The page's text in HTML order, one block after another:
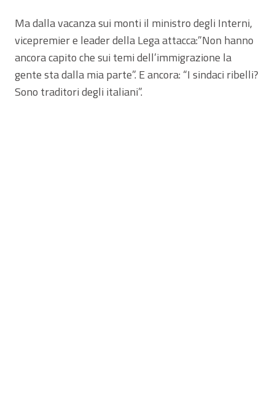
Ma dalla vacanza sui monti il ministro degli Interni,
vicepremier e leader della Lega attacca:”Non hanno
ancora capito che sui temi dell’immigrazione la
gente sta dalla mia parte”. E ancora: “I sindaci ribelli?
Sono traditori degli italiani”.